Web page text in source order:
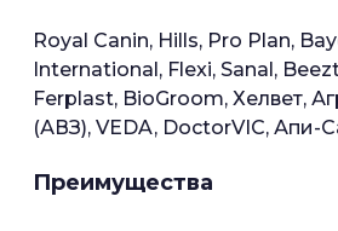
Royal Canin, Hills, Pro Plan,
International, Flexi, Sanal,
Ferplast, BioGroom, Хелвет,
(АВЗ), VEDA, DoctorVIC, Апи-
Преимущества